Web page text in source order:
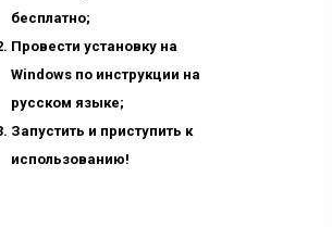
бесплатно;
Провести установку на
Windows по инструкции на
русском языке;
Запустить и приступить к
использованию!